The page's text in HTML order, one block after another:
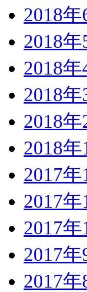
2018年
2018年
2018年
2018年
2018年
2018年
2017年
2017年
2017年
2017年
2017年